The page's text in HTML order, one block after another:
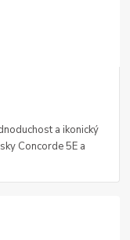
a ikonický
Concorde 5E a